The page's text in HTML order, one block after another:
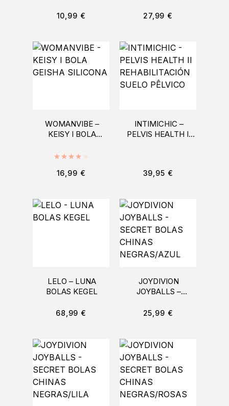
ORGASMICAS
10,99 € 27,99 €
WOMANVIBE –
KEISY I BOLA
16,99 €
INTIMICHIC –
PELVIS HEALTH II
39,95 €
LELO – LUNA
BOLAS KEGEL
68,99 €
JOYDIVION
JOYBALLS –
CHINAS
25,99 €